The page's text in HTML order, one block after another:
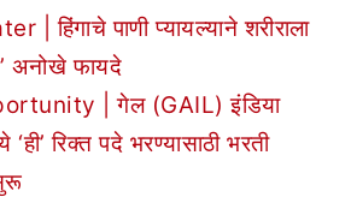
| हिंगाचे पाणी प्यायल्याने शरीराला
अनोखे फायदे
| गेल (GAIL) इंडिया
‘ही’ रिक्त पदे भरण्यासाठी भरती